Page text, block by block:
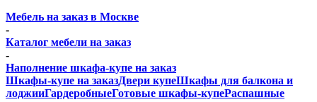
Мебель на заказ в Москве
-
Каталог мебели на заказ
-
Наполнение шкафа-купе на заказ
Шкафы-купе на заказДвери купеШкафы для балкона и
лоджииГардеробныеГотовые шкафы-купеРаспашные